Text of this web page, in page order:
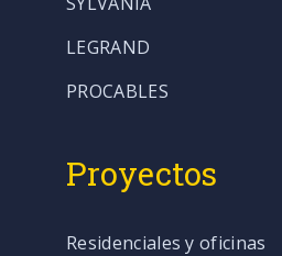
LEGRAND
PROCABLES
Proyectos
Residenciales y oficinas